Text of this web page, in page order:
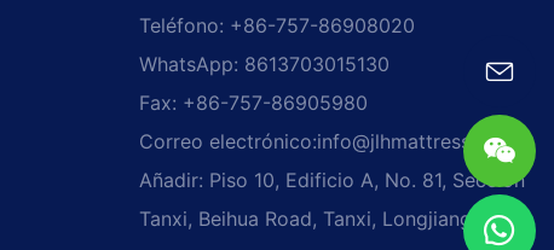
Teléfono: +86-757-86908020
WhatsApp: 8613703015130
Fax: +86-757-86905980
Correo electrónico:info@jlhmattress.cn
Añadir: Piso 10, Edificio A, No. 81, Sección
Tanxi, Beihua Road, Tanxi, Longjiang,